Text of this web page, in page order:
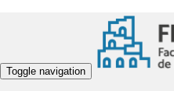
Toggle navigation